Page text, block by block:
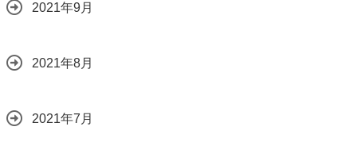
2021年9月
2021年8月
2021年7月